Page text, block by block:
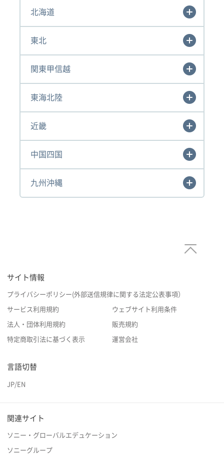
北海道
東北
関東甲信越
東海北陸
近畿
中国四国
九州沖縄
サイト情報
プライバシーポリシー(外部送信規律に関する法定公表事項）
サービス利用規約 ウェブサイト利用条件
法人・団体利用規約 販売規約
特定商取引法に基づく表示 運営会社
言語切替
JP/EN
関連サイト
ソニー・グローバルエデュケーション
ソニーグループ